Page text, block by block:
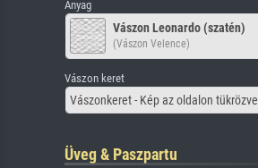
Anyag
Vászon Leonardo (szatén)
(Vászon Velence)
Vászon keret
Vászonkeret - Kép az oldalon tükrözve
Üveg & Paszpartu